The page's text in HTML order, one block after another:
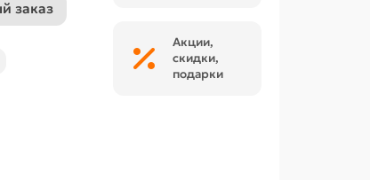
заказ
Акции,
скидки,
подарки